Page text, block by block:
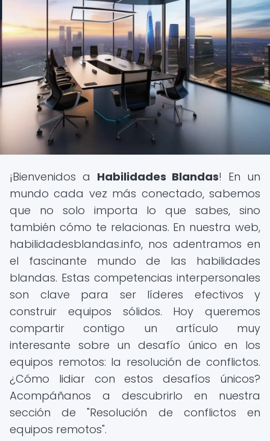
¡Bienvenidos a Habilidades Blandas! En un
mundo cada vez más conectado, sabemos
que no solo importa lo que sabes, sino
también cómo te relacionas. En nuestra web,
habilidadesblandas.info, nos adentramos en
el fascinante mundo de las habilidades
blandas. Estas competencias interpersonales
son clave para ser líderes efectivos y
construir equipos sólidos. Hoy queremos
compartir contigo un artículo muy
interesante sobre un desafío único en los
equipos remotos: la resolución de conflictos.
¿Cómo lidiar con estos desafíos únicos?
Acompáñanos a descubrirlo en nuestra
sección de "Resolución de conflictos en
equipos remotos".